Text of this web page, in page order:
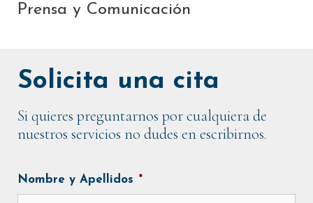
Prensa y Comunicación
Solicita una cita
Si quieres preguntarnos por cualquiera de
nuestros servicios no dudes en escribirnos.
Nombre y Apellidos *